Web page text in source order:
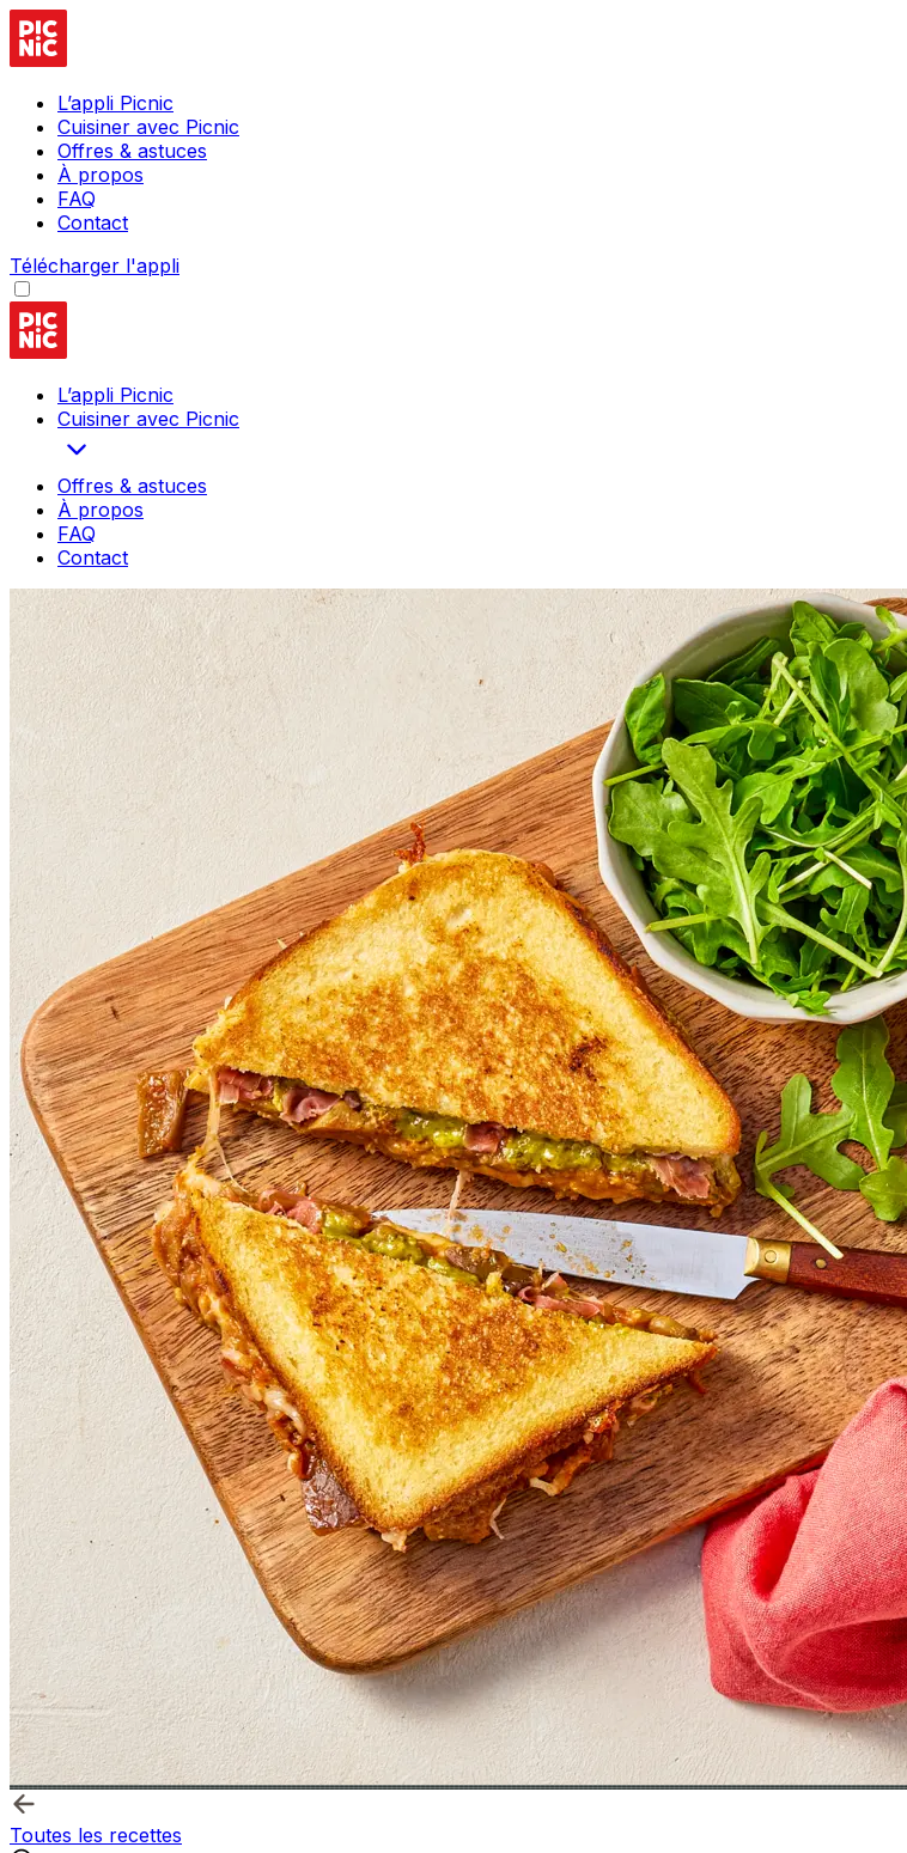
L’appli Picnic
Cuisiner avec Picnic
Offres & astuces
À propos
FAQ
Contact
Télécharger l'appli
L’appli Picnic
Cuisiner avec Picnic
Offres & astuces
À propos
FAQ
Contact
Toutes les recettes